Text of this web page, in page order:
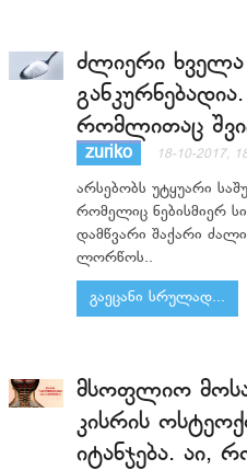
ძლიერი ხველა
რომლითაც
zuriko 18-10-2017,
არსებობს უტყუარი
რომელიც ნებისმიერ
დამწვარი შაქარი
ლორწოს..
გაეცანი სრულად...
მსოფლიო
კისრის
იტანჯება. აი,